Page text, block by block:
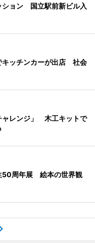
ション 国立駅前新ビル入
キッチンカーが出店 社会
ャレンジ」 木工キットで
50周年展 絵本の世界観